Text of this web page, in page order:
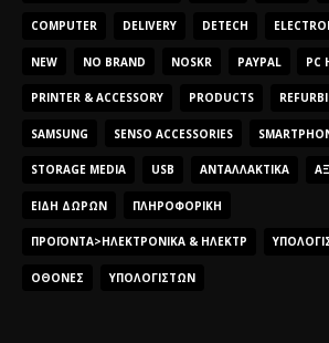
COMPUTER DELIVERY DETECH
NEW NO BRAND NOSKR PAYPAL PC
PRINTER & ACCESSORY PRODUCTS
SAMSUNG SENSO ACCESSORIES
STORAGE MEDIA USB ΑΝΤΑΛΛΑΚΤΙΚΆ
ΕΊΔΗ ΔΏΡΩΝ ΠΛΗΡΟΦΟΡΙΚΉ
ΠΡΟΪΌΝΤΑ>ΗΛΕΚΤΡΟΝΙΚΆ & ΗΛΕΚΤΡ
ΟΘΌΝΕΣ ΥΠΟΛΟΓΙΣΤΏΝ